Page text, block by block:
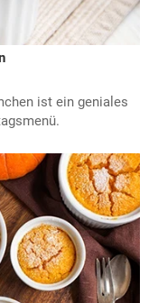
ist ein geniales